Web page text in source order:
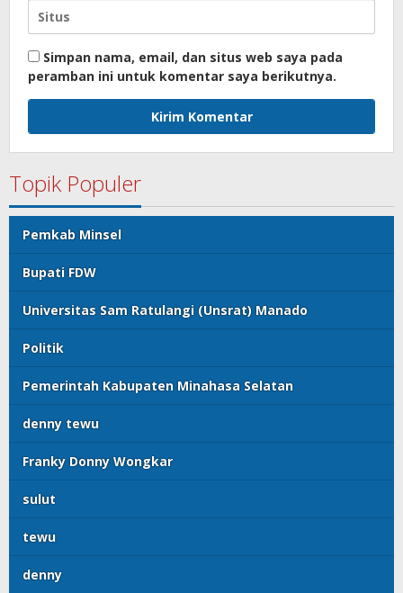
Simpan nama, email, dan situs web saya pada
peramban ini untuk komentar saya berikutnya.
Topik Populer
Pemkab Minsel
Bupati FDW
Universitas Sam Ratulangi (Unsrat) Manado
Politik
Pemerintah Kabupaten Minahasa Selatan
denny tewu
Franky Donny Wongkar
sulut
tewu
denny